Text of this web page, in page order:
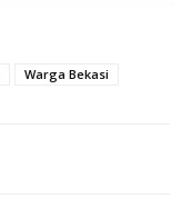
Warga Bekasi